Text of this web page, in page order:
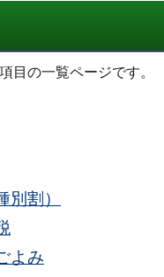
目の一覧ページです。
別割）
よみ